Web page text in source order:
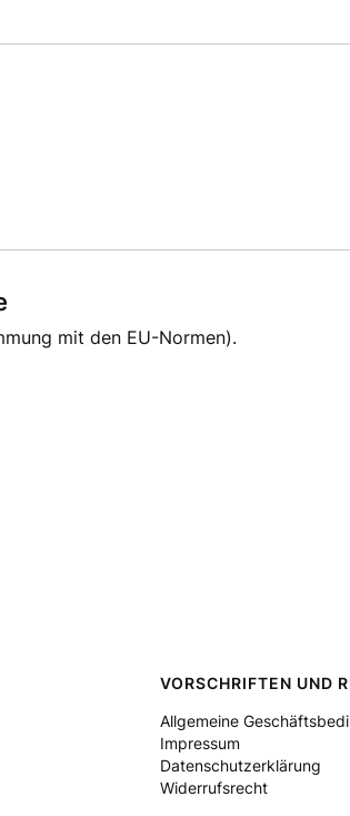
mit den EU-Normen).
VORSCHRIFTEN UND
Allgemeine
Impressum
Datenschutzerklärung
Widerrufsrecht